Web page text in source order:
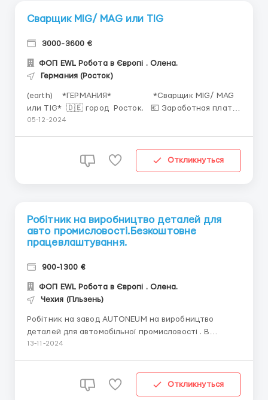
Сварщик MIG/ MAG или TIG
3000-3600 €
ФОП EWL Робота в Європі . Олена.
Германия (Росток)
(earth) *ГЕРМАНИЯ* *Сварщик MIG/ MAG
или TIG* 🇩🇪 город Росток. 💶 Заработная плата
– 14-16€/час (3000-3600€/мес.) - зависит от
05-12-2024
Откликнуться
Робітник на виробництво деталей для
авто промисловості.Безкоштовне
працевлаштування.
900-1300 €
ФОП EWL Робота в Європі . Олена.
Чехия (Пльзень)
Робітник на завод AUTONEUM на виробництво
деталей для автомобільної промисловості . В
основному це шумоізоляція, килимове покриття,
BMW, Ford, Opel, Volvo, Suzuki, VW, Skoda Auto та
13-11-2024
Откликнуться